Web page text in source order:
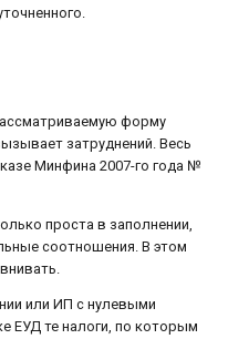
форму
затруднений. Весь
Минфина 2007-го года №
проста в заполнении,
соотношения. В этом
или ИП с нулевыми
ЕУД те налоги, по которым